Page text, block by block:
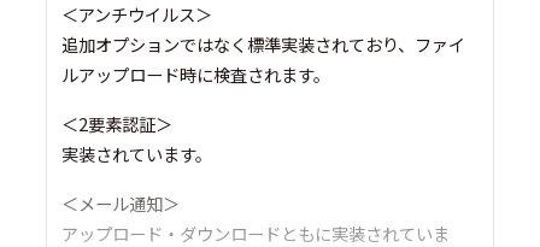
＜アンチウイルス＞
追加オプションではなく標準実装されており、ファイ
ルアップロード時に検査されます。
＜2要素認証＞
実装されています。
＜メール通知＞
アップロード・ダウンロードともに実装されていま